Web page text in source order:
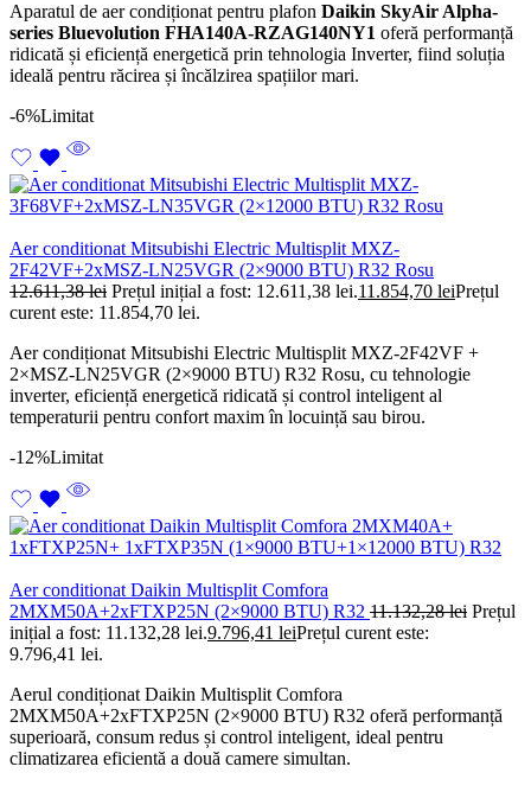
Aparatul de aer condiționat pentru plafon Daikin SkyAir Alpha-
series Bluevolution FHA140A-RZAG140NY1 oferă performanță
ridicată și eficiență energetică prin tehnologia Inverter, fiind soluția
ideală pentru răcirea și încălzirea spațiilor mari.
-6%Limitat
Aer conditionat Mitsubishi Electric Multisplit MXZ-
2F42VF+2xMSZ-LN25VGR (2×9000 BTU) R32 Rosu
12.611,38lei Prețul inițial a fost: 12.611,38 lei.11.854,70 leiPrețul
curent este: 11.854,70 lei.
Aer condiționat Mitsubishi Electric Multisplit MXZ-2F42VF +
2×MSZ-LN25VGR (2×9000 BTU) R32 Rosu, cu tehnologie
inverter, eficiență energetică ridicată și control inteligent al
temperaturii pentru confort maxim în locuință sau birou.
-12%Limitat
Aer conditionat Daikin Multisplit Comfora
2MXM50A+2xFTXP25N (2×9000 BTU) R32 11.132,28lei Prețul
inițial a fost: 11.132,28 lei.9.796,41 leiPrețul curent este:
9.796,41 lei.
Aerul condiționat Daikin Multisplit Comfora
2MXM50A+2xFTXP25N (2×9000 BTU) R32 oferă performanță
superioară, consum redus și control inteligent, ideal pentru
climatizarea eficientă a două camere simultan.